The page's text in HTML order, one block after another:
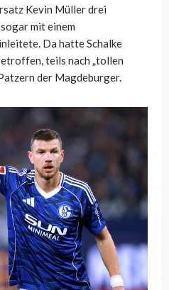
Kevin Müller drei
mit einem
Da hatte Schalke
teils nach „tollen
der Magdeburger.